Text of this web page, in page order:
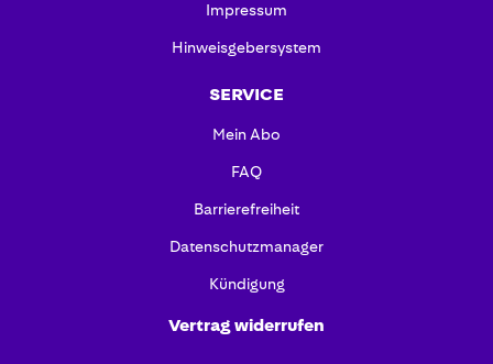
Impressum
Hinweisgebersystem
SERVICE
Mein Abo
FAQ
Barrierefreiheit
Datenschutzmanager
Kündigung
Vertrag widerrufen